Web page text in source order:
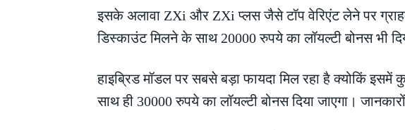
इसके अलावा ZXi और ZXi प्लस जैसे टॉप वेरिएंट लेने पर
डिस्काउंट मिलने के साथ 20000 रुपये का लॉयल्टी बोनस भी
हाइब्रिड मॉडल पर सबसे बड़ा फायदा मिल रहा है क्योकिं
साथ ही 30000 रुपये का लॉयल्टी बोनस दिया जाएगा।